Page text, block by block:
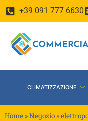
+39 091 777 6630
CLIMATIZZAZIONE
Home »Negozio »